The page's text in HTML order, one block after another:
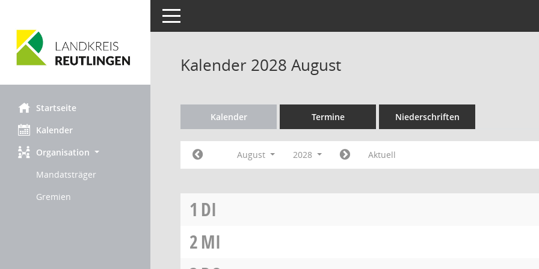
Startseite
Kalender
Organisation
Mandatsträger
Gremien
Toggle navigation
Kalender 2028 August
Kalender Termine Niederschriften
August 2028 Aktuell
1 DI
2MI